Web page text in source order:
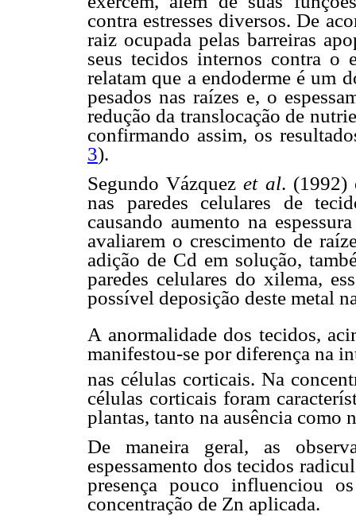
contra estresses diversos. De
raiz ocupada pelas barreiras
seus tecidos internos contra o
relatam que a endoderme é um
pesados nas raízes e, o
redução da translocação de
confirmando assim, os
3).
Segundo Vázquezet al. (1992)
nas paredes celulares de
causando aumento na
avaliarem o crescimento de
adição de Cd em solução,
paredes celulares do xilema,
possível deposição deste metal
A anormalidade dos tecidos,
manifestou-se por diferença na
nas células corticais. Na
células corticais foram
plantas, tanto na ausência como
De maneira geral, as
espessamento dos tecidos
presença pouco influenciou
concentração de Zn aplicada.